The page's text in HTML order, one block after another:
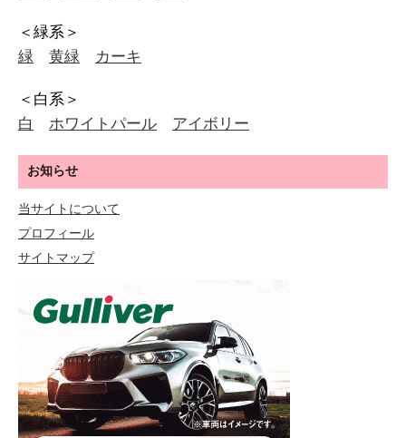
＜緑系＞
緑
黄緑 カーキ
＜白系＞
白
ホワイトパール アイボリー
お知らせ
当サイトについて
プロフィール
サイトマップ